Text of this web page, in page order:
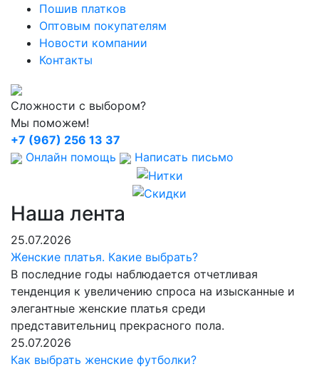
Пошив платков
Оптовым покупателям
Новости компании
Контакты
Сложности с выбором?
Мы поможем!
+7 (967) 256 13 37
Онлайн помощь
Написать письмо
Наша лента
25.07.2026
Женские платья. Какие выбрать?
В последние годы наблюдается отчетливая
тенденция к увеличению спроса на изысканные и
элегантные женские платья среди
представительниц прекрасного пола.
25.07.2026
Как выбрать женские футболки?